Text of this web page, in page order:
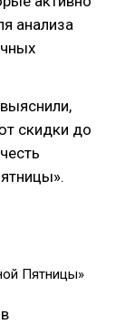
анализа
скидки до
Пятницы»